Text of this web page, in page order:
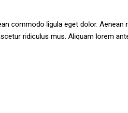
commodo ligula eget dolor. Aenean
ridiculus mus. Aliquam lorem